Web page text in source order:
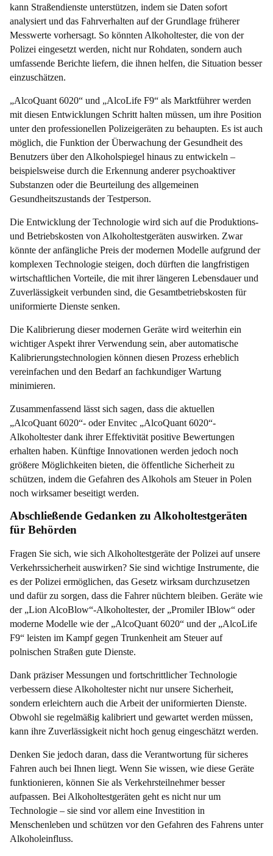
kann Straßendienste unterstützen, indem sie Daten sofort
analysiert und das Fahrverhalten auf der Grundlage früherer
Messwerte vorhersagt. So könnten Alkoholtester, die von der
Polizei eingesetzt werden, nicht nur Rohdaten, sondern auch
umfassende Berichte liefern, die ihnen helfen, die Situation besser
einzuschätzen.
„AlcoQuant 6020“ und „AlcoLife F9“ als Marktführer werden
mit diesen Entwicklungen Schritt halten müssen, um ihre Position
unter den professionellen Polizeigeräten zu behaupten. Es ist auch
möglich, die Funktion der Überwachung der Gesundheit des
Benutzers über den Alkoholspiegel hinaus zu entwickeln –
beispielsweise durch die Erkennung anderer psychoaktiver
Substanzen oder die Beurteilung des allgemeinen
Gesundheitszustands der Testperson.
Die Entwicklung der Technologie wird sich auf die Produktions-
und Betriebskosten von Alkoholtestgeräten auswirken. Zwar
könnte der anfängliche Preis der modernen Modelle aufgrund der
komplexen Technologie steigen, doch dürften die langfristigen
wirtschaftlichen Vorteile, die mit ihrer längeren Lebensdauer und
Zuverlässigkeit verbunden sind, die Gesamtbetriebskosten für
uniformierte Dienste senken.
Die Kalibrierung dieser modernen Geräte wird weiterhin ein
wichtiger Aspekt ihrer Verwendung sein, aber automatische
Kalibrierungstechnologien können diesen Prozess erheblich
vereinfachen und den Bedarf an fachkundiger Wartung
minimieren.
Zusammenfassend lässt sich sagen, dass die aktuellen
„AlcoQuant 6020“- oder Envitec „AlcoQuant 6020“-
Alkoholtester dank ihrer Effektivität positive Bewertungen
erhalten haben. Künftige Innovationen werden jedoch noch
größere Möglichkeiten bieten, die öffentliche Sicherheit zu
schützen, indem die Gefahren des Alkohols am Steuer in Polen
noch wirksamer beseitigt werden.
Abschließende Gedanken zu Alkoholtestgeräten
für Behörden
Fragen Sie sich, wie sich Alkoholtestgeräte der Polizei auf unsere
Verkehrssicherheit auswirken? Sie sind wichtige Instrumente, die
es der Polizei ermöglichen, das Gesetz wirksam durchzusetzen
und dafür zu sorgen, dass die Fahrer nüchtern bleiben. Geräte wie
der „Lion AlcoBlow“-Alkoholtester, der „Promiler IBlow“ oder
moderne Modelle wie der „AlcoQuant 6020“ und der „AlcoLife
F9“ leisten im Kampf gegen Trunkenheit am Steuer auf
polnischen Straßen gute Dienste.
Dank präziser Messungen und fortschrittlicher Technologie
verbessern diese Alkoholtester nicht nur unsere Sicherheit,
sondern erleichtern auch die Arbeit der uniformierten Dienste.
Obwohl sie regelmäßig kalibriert und gewartet werden müssen,
kann ihre Zuverlässigkeit nicht hoch genug eingeschätzt werden.
Denken Sie jedoch daran, dass die Verantwortung für sicheres
Fahren auch bei Ihnen liegt. Wenn Sie wissen, wie diese Geräte
funktionieren, können Sie als Verkehrsteilnehmer besser
aufpassen. Bei Alkoholtestgeräten geht es nicht nur um
Technologie – sie sind vor allem eine Investition in
Menschenleben und schützen vor den Gefahren des Fahrens unter
Alkoholeinfluss.